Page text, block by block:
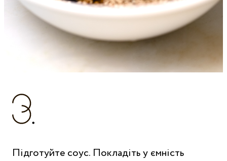
Підготуйте соус. Покладіть у ємність